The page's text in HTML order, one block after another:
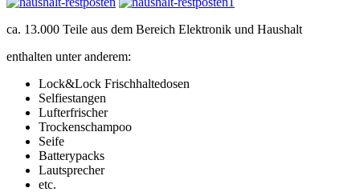
ca. 13.000 Teile aus dem Bereich Elektronik und Haushalt
enthalten unter anderem:
Lock&Lock Frischhaltedosen
Selfiestangen
Lufterfrischer
Trockenschampoo
Seife
Batterypacks
Lautsprecher
etc.